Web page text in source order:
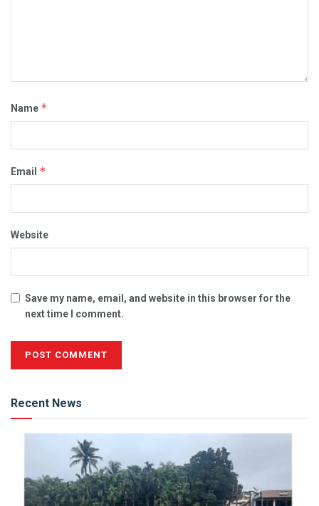
Name *
Email *
Website
Save my name, email, and website in this browser for the
next time I comment.
Recent News